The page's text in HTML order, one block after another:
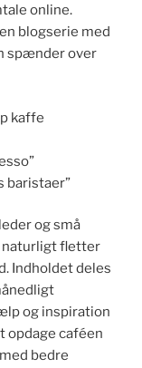
online.
blogserie med
spænder over
kaffe
baristaer”
og små
naturligt fletter
Indholdet deles
og inspiration
opdage caféen
bedre